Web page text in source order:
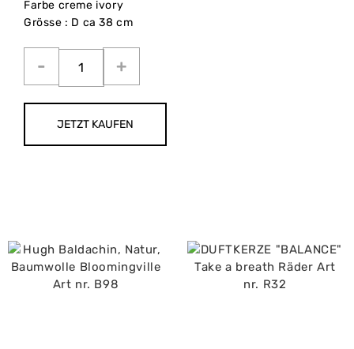
Farbe creme ivory
Grösse : D ca 38 cm
JETZT KAUFEN